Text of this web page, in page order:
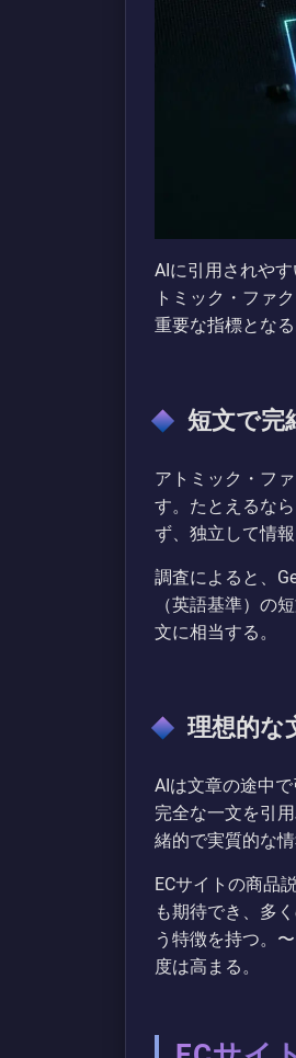
AIに引用されや
トミック・ファ
重要な指標となる
短文で完
アトミック・フ
す。たとえるな
ず、独立して情
調査によると、
（英語基準）の
文に相当する。
理想的な
AIは文章の途中
完全な一文を引
緒的で実質的な
ECサイトの商品
も期待でき、多
う特徴を持つ。
度は高まる。